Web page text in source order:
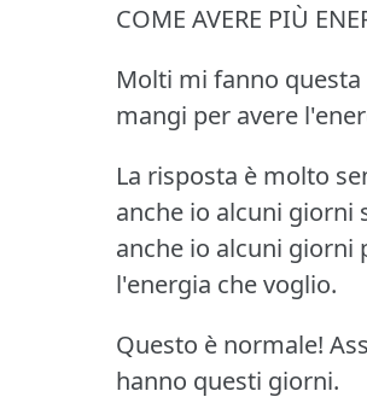
COME AVERE PIÙ
Molti mi fanno
mangi per avere
La risposta è molto
anche io alcuni giorni
anche io alcuni giorni
l'energia che voglio.
Questo è normale!
hanno questi giorni.